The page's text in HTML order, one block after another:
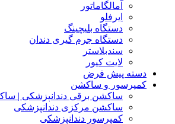
آمالگاماتور
ایرفلو
دستگاه بلیچینگ
دستگاه جرم گیری دندان
سندبلاستر
لایت کیور
دسته پیش فرض
کمپرسور و ساکشن
ساکشن برقی دندانپزشکی |
ساکشن مرکزی دندانپزشکی
کمپرسور دندانپزشکی